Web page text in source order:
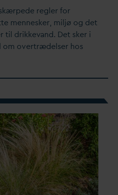
regler for
mennesker, miljø og det
til drikkevand. Det sker i
om overtrædelser hos